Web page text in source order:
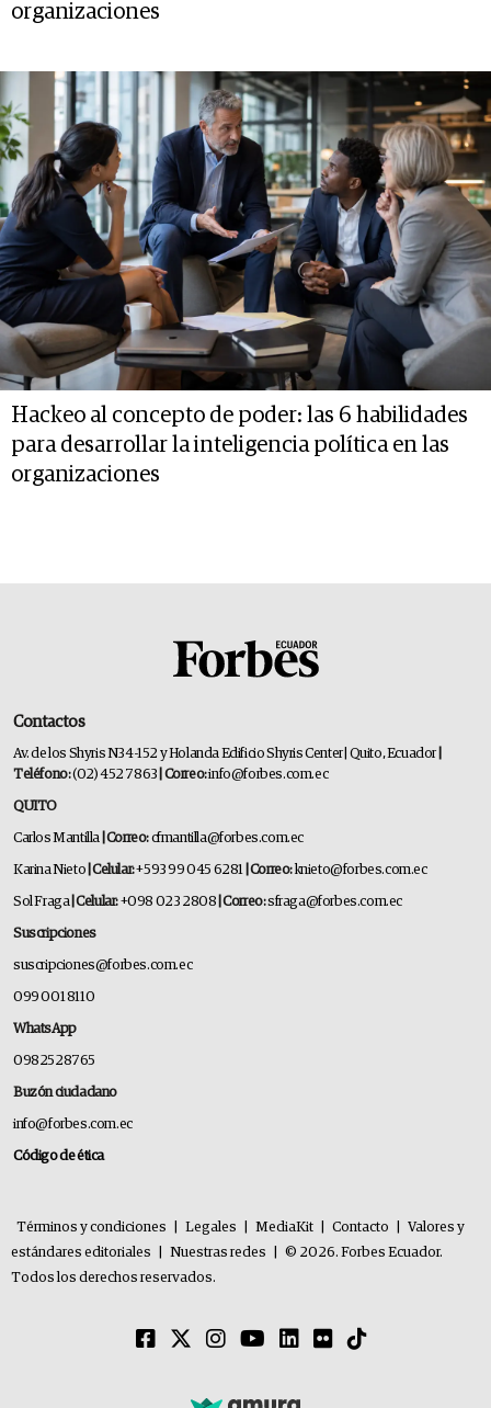
organizaciones
Hackeo al concepto de poder: las 6 habilidades
para desarrollar la inteligencia política en las
organizaciones
Contactos
Av. de los Shyris N34-152 y Holanda Edificio Shyris Center | Quito, Ecuador
Teléfono:(02) 452 7863 | Correo:info@forbes.com.ec
QUITO
Carlos Mantilla | Correo:cfmantilla@forbes.com.ec
Karina Nieto | Celular:+593 99 045 6281 | Correo:knieto@forbes.com.ec
Sol Fraga| Celular:+098 023 2808 | Correo:sfraga@forbes.com.ec
Suscripciones
suscripciones@forbes.com.ec
099 001 8110
WhatsApp
0982528765
Buzón ciudadano
info@forbes.com.ec
Código de ética
Términos y condiciones Legales MediaKit Contacto
Valores y
estándares editoriales
Nuestras redes
© 2026. Forbes Ecuador.
Todos los derechos reservados.